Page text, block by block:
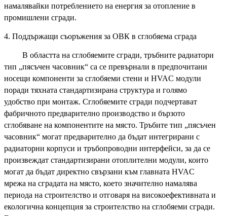
намалявайки потреблението на енергия за отопление в
промишлени сгради.
4. Поддържащи съоръжения за ОВК в сглобяема сграда
В областта на сглобяемите сгради, тръбните радиатори
тип „пясъчен часовник“ са се превърнали в предпочитани
носещи компоненти за сглобяеми стени и HVAC модули
поради тяхната стандартизирана структура и голямо
удобство при монтаж. Сглобяемите сгради подчертават
фабричното предварително производство и бързото
сглобяване на компонентите на място. Тръбите тип „пясъчен
часовник“ могат предварително да бъдат интегрирани с
радиаторни корпуси и тръбопроводни интерфейси, за да се
произвеждат стандартизирани отоплителни модули, които
могат да бъдат директно свързани към главната HVAC
мрежа на сградата на място, което значително намалява
периода на строителство и отговаря на високоефективната и
екологична концепция за строителство на сглобяеми сгради.